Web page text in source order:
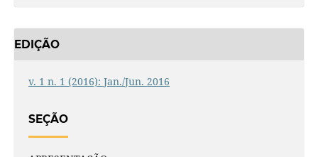
EDIÇÃO
v. 1 n. 1 (2016): Jan./Jun. 2016
SEÇÃO